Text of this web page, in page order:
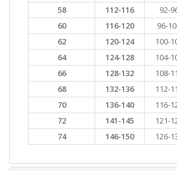
58
112-116 92-
60
116-120 96-
62
120-124 100-
64
124-128 104-
66
128-132 108-
68
132-136 112-
70
136-140 116-
72
141-145 121-
74
146-150 126-